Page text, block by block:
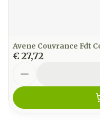
Avene Couvrance Fdt
€ 27,72